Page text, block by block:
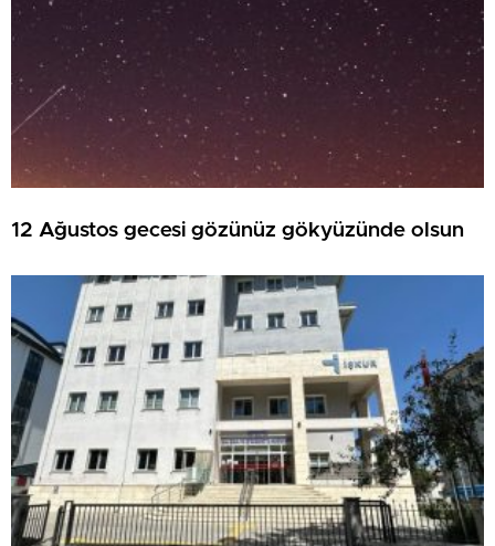
12 Ağustos gecesi gözünüz gökyüzünde olsun